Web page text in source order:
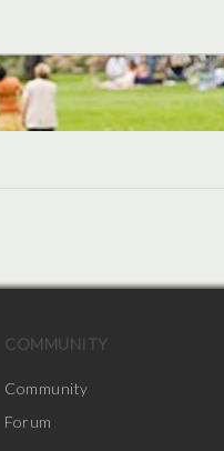
COMMUNITY
Community
Forum